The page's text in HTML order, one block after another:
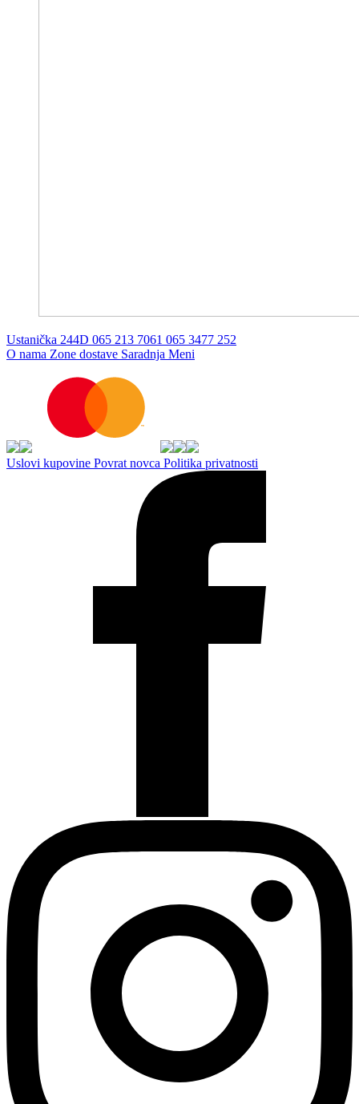
Ustanička 244D 065 213 7061 065 3477 252
O nama Zone dostave Saradnja Meni
Uslovi kupovine Povrat novca Politika privatnosti